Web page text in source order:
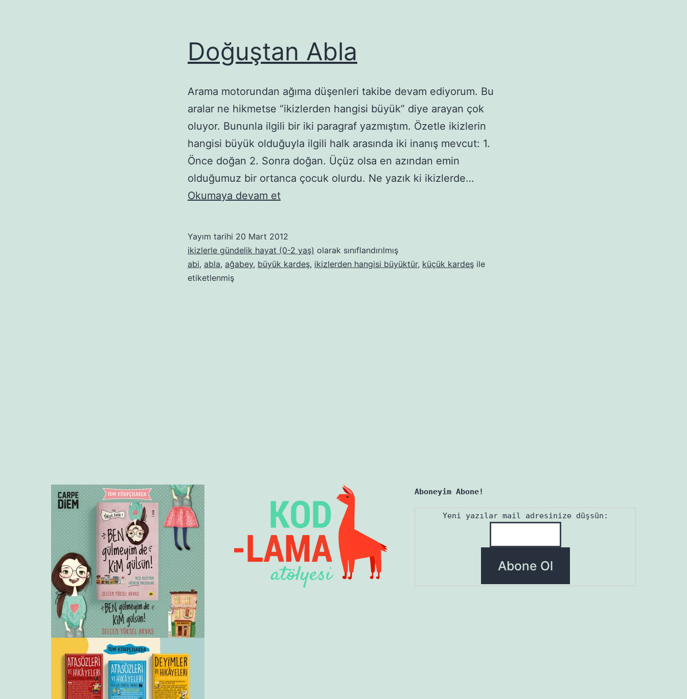
Doğuştan Abla
Arama motorundan ağıma düşenleri takibe devam ediyorum. Bu
aralar ne hikmetse “ikizlerden hangisi büyük” diye arayan çok
oluyor. Bununla ilgili bir iki paragraf yazmıştım. Özetle ikizlerin
hangisi büyük olduğuyla ilgili halk arasında iki inanış mevcut: 1.
Önce doğan 2. Sonra doğan. Üçüz olsa en azından emin
olduğumuz bir ortanca çocuk olurdu. Ne yazık ki ikizlerde…
Okumaya devam etDoğuştan
Yayım tarihi 20 Mart 2012
ikizlerle gündelik hayat (0-2 yaş) olarak sınıflandırılmış
abi, abla, ağabey, büyük kardeş, ikizlerden hangisi büyüktür, küçük kardeş ile
etiketlenmiş
Aboneyim Abone!
Yeni yazılar mail adresinize düşsün: